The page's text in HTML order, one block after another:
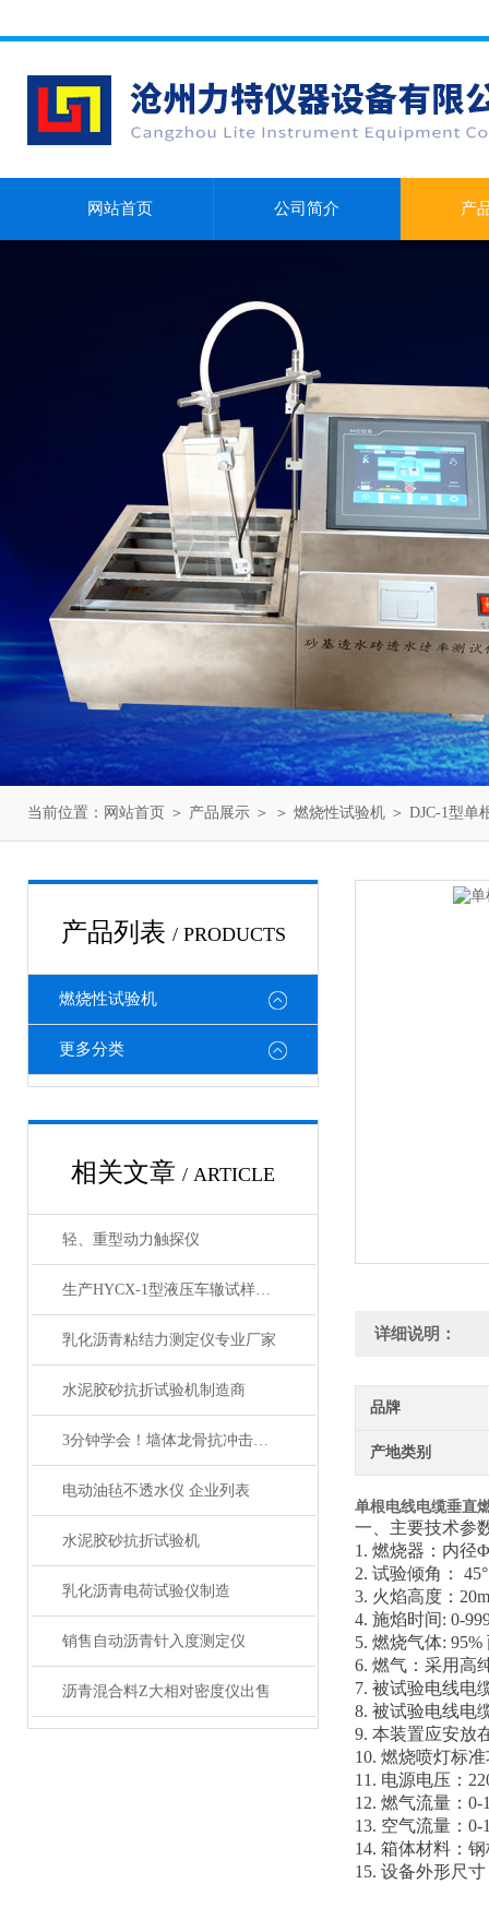
网站首页 公司简介 产
当前位置： 网站首页 ＞ 产品展示 ＞ ＞ 燃烧性试验机 ＞ DJC-1型单
产品列表 / PRODUCTS
燃烧性试验机
更多分类
相关文章 / ARTICLE
轻、重型动力触探仪
生产HYCX-1型液压车辙试样成型机
乳化沥青粘结力测定仪专业厂家
水泥胶砂抗折试验机制造商
3分钟学会！墙体龙骨抗冲击试验装置的正确使用方法，让效率翻倍
电动油毡不透水仪 企业列表
水泥胶砂抗折试验机
乳化沥青电荷试验仪制造
销售自动沥青针入度测定仪
沥青混合料Z大相对密度仪出售
详细说明：
品牌
产地类别
单根电线电缆垂直
一、主要技术参
1. 燃烧器：内径
2. 试验倾角： 45°
3. 火焰高度：
4. 施焰时间: 0-
5. 燃烧气体:
6. 燃气：采用高
7. 被试验电线电
8. 被试验电线电
9. 本装置应安放
10. 燃烧喷灯标
11. 电源电压：
12. 燃气流量：0-
13. 空气流量：0-
14. 箱体材料：
15. 设备外形尺